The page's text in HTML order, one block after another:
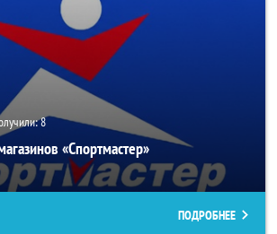
8
«Спортмастер»
ПОДРОБНЕЕ